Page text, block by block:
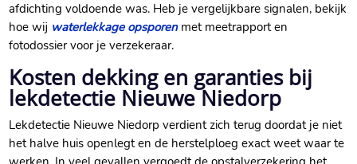
afdichting voldoende was.​ Heb je vergelijkbare signalen, bekijk
hoe wij waterlekkage opsporenmet meetrapport en
fotodossier voor je verzekeraar.​
Kosten dekking en garanties bij
lekdetectie Nieuwe Niedorp
Lekdetectie Nieuwe Niedorp verdient zich terug doordat je niet
het halve huis openlegt en de herstelploeg exact weet waar te